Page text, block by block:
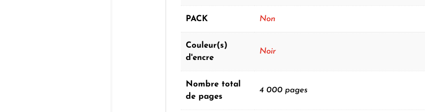
PACK Non
Couleur(s)
d'encre
Noir
Nombre total
de pages
4 000 pages